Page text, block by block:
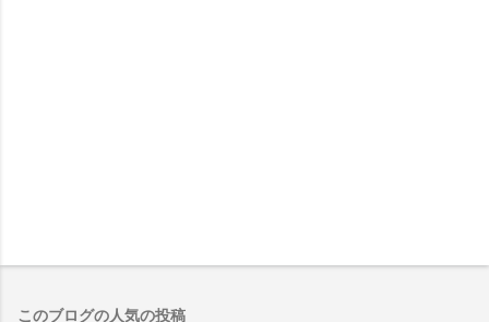
このブログの人気の投稿